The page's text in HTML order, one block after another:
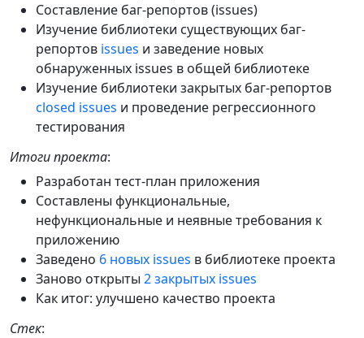
Составление баг-репортов (issues)
Изучение библиотеки существующих баг-
репортов issues и заведение новых
обнаруженных issues в общей библиотеке
Изучение библиотеки закрытых баг-репортов
closed issues и проведение регрессионного
тестирования
Итоги проекта:
Разработан тест-план приложения
Составлены функциональные,
нефункциональные и неявные требования к
приложению
Заведено 6 новых issues в библиотеке проекта
Заново открыты 2 закрытых issues
Как итог: улучшено качество проекта
Стек: